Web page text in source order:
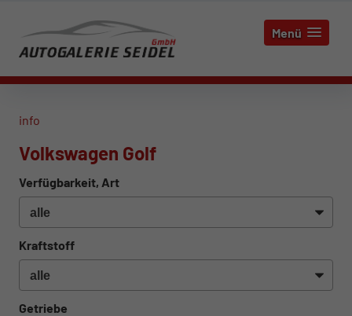
Menü
info
Volkswagen Golf
Verfügbarkeit, Art
Kraftstoff
Getriebe